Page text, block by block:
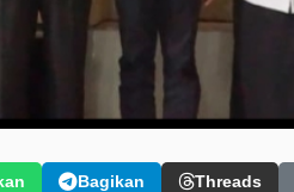
Bagikan Threads